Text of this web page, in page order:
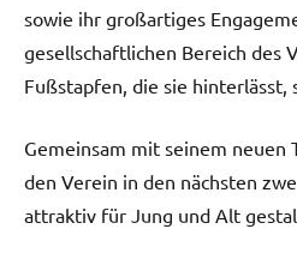
sowie ihr großartiges
gesellschaftlichen Bereich des
Fußstapfen, die sie hinterlässt,
Gemeinsam mit seinem neuen
den Verein in den nächsten
attraktiv für Jung und Alt